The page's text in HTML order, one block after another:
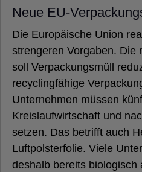
Neue EU-
Die Europäische Union
strengeren Vorgaben. Die
soll Verpackungsmüll
recyclingfähige
Unternehmen müssen
Kreislaufwirtschaft und
setzen. Das betrifft auch
Luftpolsterfolie. Viele
deshalb bereits biologisch